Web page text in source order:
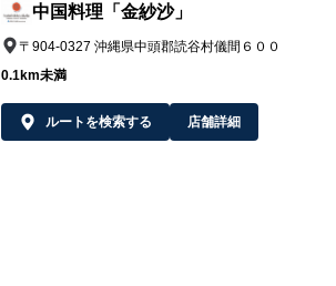
中国料理「金紗沙」
〒904-0327 沖縄県中頭郡読谷村儀間６００
0.1km未満
ルートを検索する 店舗詳細